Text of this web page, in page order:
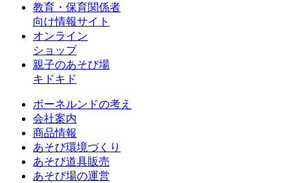
教育・保育関係者
向け情報サイト
オンライン
ショップ
親子のあそび場
キドキド
ボーネルンドの考え
会社案内
商品情報
あそび環境づくり
あそび道具販売
あそび場の運営